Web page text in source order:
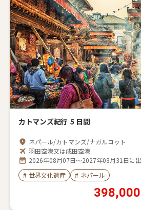
カトマンズ紀行 5 日間
ネパール/カトマンズ/ナガルコット
羽田空港又は成田空港
2026年08月07日～2027年03月31日に
# 世界文化遺産 # ネパール
398,000